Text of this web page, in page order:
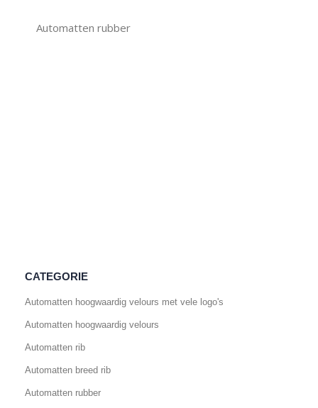
Automatten rubber
CATEGORIE
Automatten hoogwaardig velours met vele logo's
Automatten hoogwaardig velours
Automatten rib
Automatten breed rib
Automatten rubber